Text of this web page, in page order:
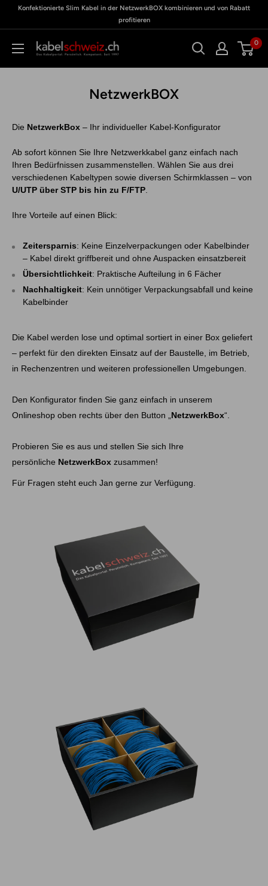
Passerzu
BOX
Konfektionierte Slim Kabel in der NetzwerkBOX kombinieren und von Rabatt
profitieren
kabelschweiz 0
NetzwerkBOX
Die NetzwerkBox – Ihr individueller Kabel-Konfigurator
Ab sofort können Sie Ihre Netzwerkkabel ganz einfach nach
Ihren Bedürfnissen zusammenstellen. Wählen Sie aus drei
verschiedenen Kabeltypen sowie diversen Schirmklassen – von
U/UTP über STP bis hin zu F/FTP
Ihre Vorteile auf einen Blick:
Zeitersparnis: Keine Einzelverpackungen oder Kabelbinder
– Kabel direkt griffbereit und ohne Auspacken einsatzbereit
Übersichtlichkeit: Praktische Aufteilung in 6 Fächer
Nachhaltigkeit: Kein unnötiger Verpackungsabfall und keine
Kabelbinder
Die Kabel werden lose und optimal sortiert in einer Box geliefert
– perfekt für den direkten Einsatz auf der Baustelle, im Betrieb,
in Rechenzentren und weiteren professionellen Umgebungen.
Den Konfigurator finden Sie ganz einfach in unserem
Onlineshop oben rechts über den Button „ NetzwerkBox“.
Probieren Sie es aus und stellen Sie sich Ihre
persönliche NetzwerkBox zusammen!
Für Fragen steht euch Jan gerne zur Verfügung.